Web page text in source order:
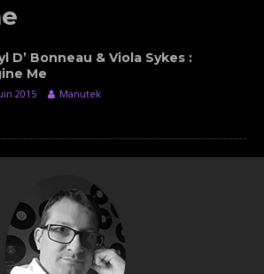
D’ Bonneau & Viola Sykes :
Me
2015 Manutek